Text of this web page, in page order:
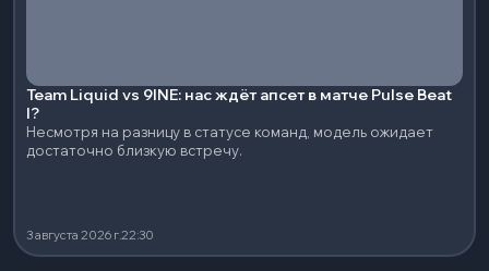
Team Liquid vs 9INE: нас ждёт апсет в матче Pulse Beat
I?
Несмотря на разницу в статусе команд, модель ожидает
достаточно близкую встречу.
3 августа 2026 г.22:30